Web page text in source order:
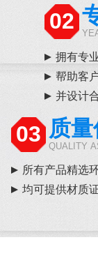
02
拥有专
帮助客
并设计
03 质
QUALITY
所有产品精选
均可提供材质